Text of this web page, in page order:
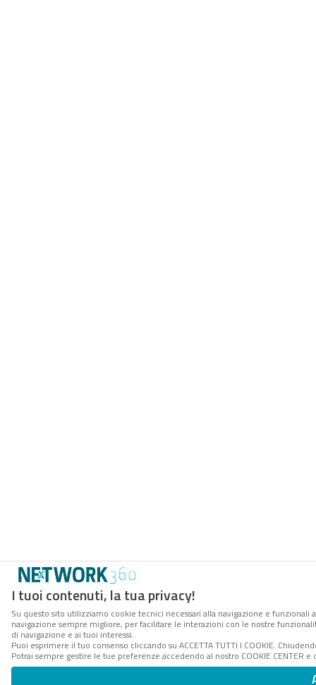
I tuoi contenuti, la tua privacy!
Su questo sito utilizziamo cookie tecnici necessari alla navigazione e
navigazione sempre migliore, per facilitare le interazioni con le nostre
di navigazione e ai tuoi interessi.
Puoi esprimere il tuo consenso cliccando su ACCETTA TUTTI I COOKIE.
Potrai sempre gestire le tue preferenze accedendo al nostro COOKIE